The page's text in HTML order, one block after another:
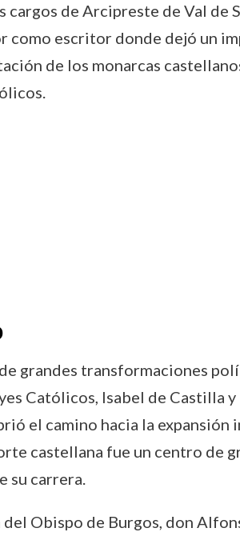
de Arcipreste de Val de
como escritor donde dejó un
de los monarcas
grandes transformaciones
Católicos, Isabel de Castilla
el camino hacia la
castellana fue un centro de
su carrera.
Obispo de Burgos, don